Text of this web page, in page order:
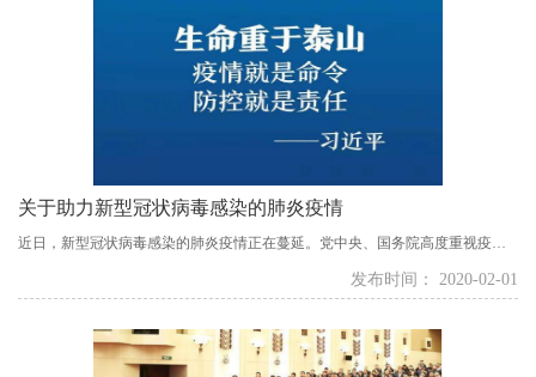
关于助力新型冠状病毒感染的肺炎疫情
近日，新型冠状病毒感染的肺炎疫情正在蔓延。党中央、国务院高度重视疫情
防控工作，习近平总书记作出重要指示批示，要求把人民群众生命安全和身体
健康放在第一位，坚决打赢疫情防控阻击战。当前，疫情防控形势仍严峻复
儿女的心！为更好地助力疫情防控工作...
发布时间： 2020-02-01